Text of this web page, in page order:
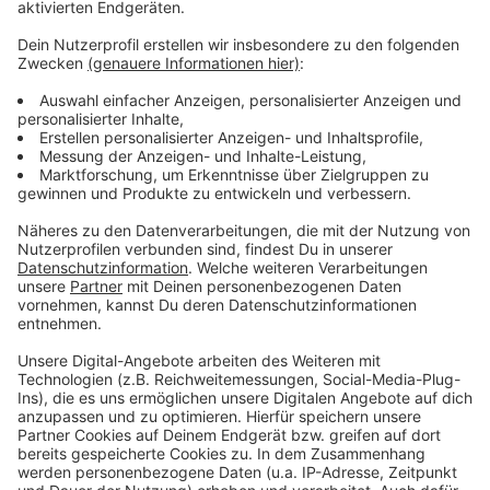
Anpfiff ist gleich um 13:30 Uhr, wir sind dann auch
wieder live dabei.
Anzeige
Weitere Infos und Links zum Thema:
Anzeige
So berichtet die Fortuna
Hier geht es zur Tabelle
Anzeige